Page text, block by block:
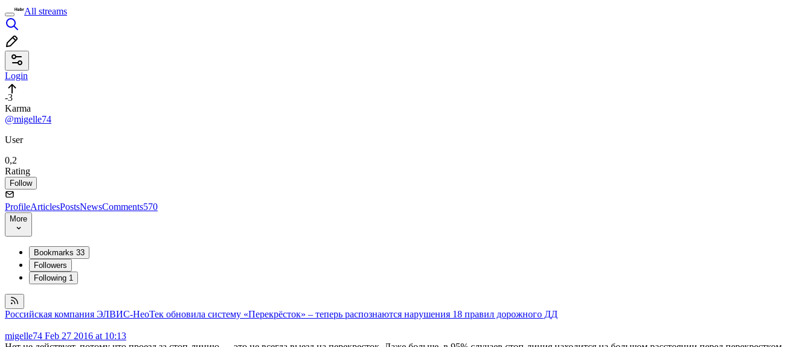
All streams
Login
-3
Karma
@migelle74
User
0,2
Rating
Follow
ProfileArticlesPostsNewsComments570
More
Bookmarks 33
Followers
Following 1
Российская компания ЭЛВИС-НеоТек обновила систему «Перекрёсток» – теперь распознаются нарушения 18 правил дорожного ДД
migelle74 Feb 27 2016 at 10:13